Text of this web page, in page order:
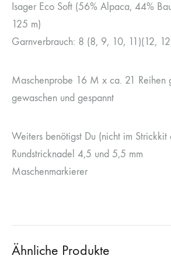
Isager Eco Soft (56% Alpaca, 44%
125 m)
Garnverbrauch: 8 (8, 9, 10, 11)(12,
Maschenprobe 16 M x ca. 21 Reihen
gewaschen und gespannt
Weiters benötigst Du (nicht im Strickkit
Rundstricknadel 4,5 und 5,5 mm
Maschenmarkierer
Ähnliche Produkte